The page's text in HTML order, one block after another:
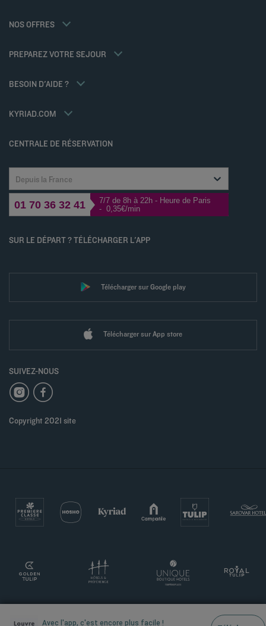
NOS OFFRES
PREPAREZ VOTRE SEJOUR
Réunions et événements
BESOIN D'AIDE ?
KYRIAD.COM
Conditions générales d'utilisation Flavours Instant Benefit
Politiques de taxes
Louvre Hotels Group
Déclaration d'accessibilité
CENTRALE DE RÉSERVATION
Depuis la France
01 70 36 32 41
7/7 de 8h à 22h - Heure de Paris
- 0,35€/min
SUR LE DÉPART ? TÉLÉCHARGER L'APP
Télécharger sur Google play
Télécharger sur App store
SUIVEZ-NOUS
Copyright 2021 site
Avec l'app, c'est encore plus facile !